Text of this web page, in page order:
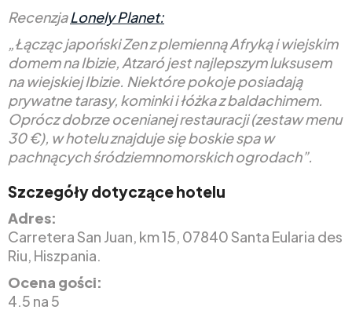
RecenzjaLonely Planet:
„Łącząc japoński Zen z plemienną Afryką i wiejskim
domem na Ibizie, Atzaró jest najlepszym luksusem
na wiejskiej Ibizie. Niektóre pokoje posiadają
prywatne tarasy, kominki i łóżka z baldachimem.
Oprócz dobrze ocenianej restauracji (zestaw menu
30 €), w hotelu znajduje się boskie spa w
pachnących śródziemnomorskich ogrodach”.
Szczegóły dotyczące hotelu
Adres:
Carretera San Juan, km 15, 07840 Santa Eularia des
Riu, Hiszpania.
Ocena gości:
4.5 na 5